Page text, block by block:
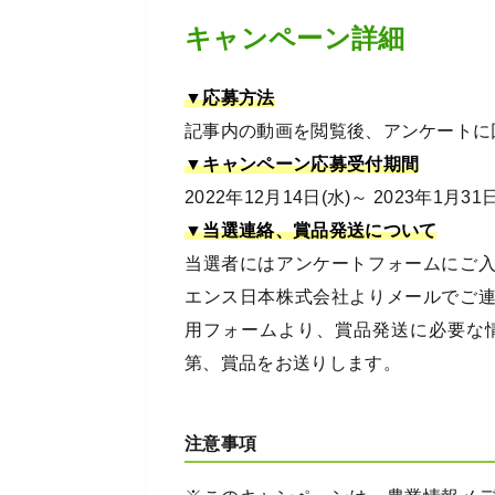
キャンペーン詳細
▼応募方法
記事内の動画を閲覧後、アンケート
▼キャンペーン応募受付期間
2022年12月14日(水)～ 2023年1月31
▼当選連絡、賞品発送について
当選者にはアンケートフォームにご
エンス日本株式会社よりメールでご
用フォームより、賞品発送に必要
第、賞品をお送りします。
注意事項